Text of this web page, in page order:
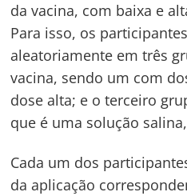
da vacina, com baixa e
Para isso, os
aleatoriamente em três
vacina, sendo um com
dose alta; e o terceiro
que é uma solução
Cada um dos
da aplicação